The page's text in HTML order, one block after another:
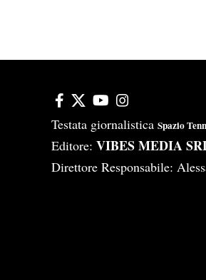
Testata giornalistica Spazio
Editore: VIBES MEDIA
Direttore Responsabile: